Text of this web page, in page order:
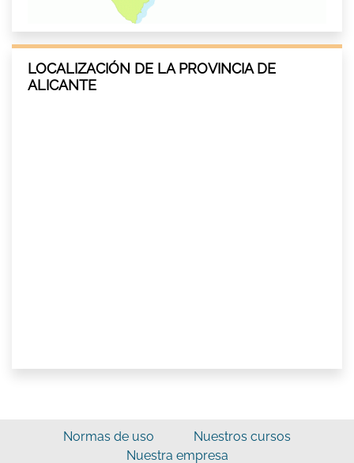
LOCALIZACIÓN DE LA PROVINCIA DE
ALICANTE
Normas de uso
Nuestros cursos
Nuestra empresa